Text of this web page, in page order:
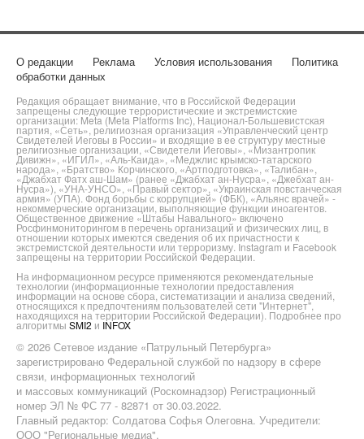
О редакции Реклама Условия использования
Политика
обработки данных
Редакция обращает внимание, что в Российской Федерации
запрещены следующие террористические и экстремистские
организации: Meta (Meta Platforms Inc), Национал-Большевистская
партия, «Сеть», религиозная организация «Управленческий центр
Свидетелей Иеговы в России» и входящие в ее структуру местные
религиозные организации, «Свидетели Иеговы», «Мизантропик
Дивижн», «ИГИЛ», «Аль-Каида», «Меджлис крымско-татарского
народа», «Братство» Корчинского, «Артподготовка», «Талибан»,
«Джабхат Фатх аш-Шам» (ранее «Джабхат ан-Нусра», «Джебхат ан-
Нусра»), «УНА-УНСО», «Правый сектор», «Украинская повстанческая
армия» (УПА). Фонд борьбы с коррупцией» (ФБК), «Альянс врачей» -
некоммерческие организации, выполняющие функции иноагентов.
Общественное движение «Штабы Навального» включено
Росфинмониторингом в перечень организаций и физических лиц, в
отношении которых имеются сведения об их причастности к
экстремистской деятельности или терроризму. Instagram и Facebook
запрещены на территории Российской Федерации.
На информационном ресурсе применяются рекомендательные
технологии (информационные технологии предоставления
информации на основе сбора, систематизации и анализа сведений,
относящихся к предпочтениям пользователей сети "Интернет",
находящихся на территории Российской Федерации). Подробнее про
алгоритмы SMI2 и INFOX
© 2026 Сетевое издание «Патрульный Петербурга»
зарегистрировано Федеральной службой по надзору в сфере
связи, информационных технологий
и массовых коммуникаций (Роскомнадзор) Регистрационный
номер ЭЛ № ФС 77 - 82871 от 30.03.2022.
Главный редактор: Солдатова Софья Олеговна. Учредители:
ООО "Региональные медиа",